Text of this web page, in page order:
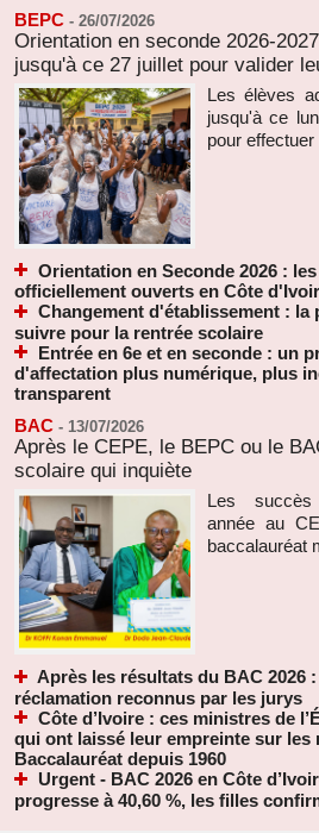
BEPC - 26/07/2026
Orientation en seconde 2026-
jusqu'à ce 27 juillet pour valider
Les élèves
jusqu'à ce
pour effectuer
Orientation en Seconde 2026 :
officiellement ouverts en Côte
Changement d'établissement : la
suivre pour la rentrée scolaire
Entrée en 6e et en seconde : un
d'affectation plus numérique, plus
transparent
BAC - 13/07/2026
Après le CEPE, le BEPC ou le
scolaire qui inquiète
Les succès
année au
baccalauréat
Après les résultats du BAC 2026
réclamation reconnus par les jurys
Côte d’Ivoire : ces ministres de
qui ont laissé leur empreinte sur les
Baccalauréat depuis 1960
Urgent - BAC 2026 en Côte
progresse à 40,60 %, les filles